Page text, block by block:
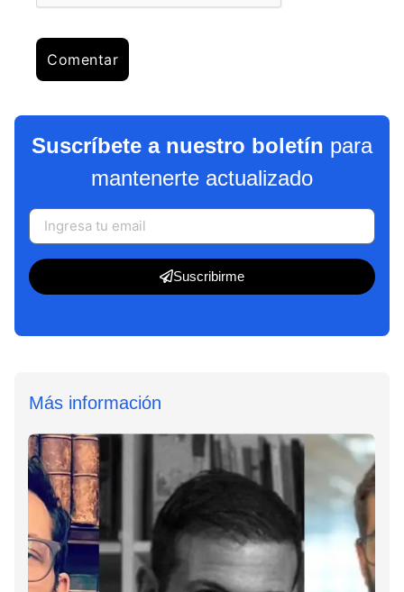
Suscríbete a nuestro boletín para
mantenerte actualizado
Suscribirme
Más información